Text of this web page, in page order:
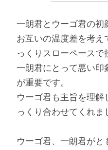
一朗君とウーゴ君の初
お互いの温度差を考え
っくりスローペースで
一朗君にとって悪い印
が重要です。
ウーゴ君も主旨を理
っくり合わせてくれま
ウーゴ君、一朗君がと